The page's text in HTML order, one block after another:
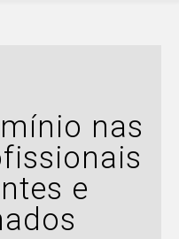
nas
e